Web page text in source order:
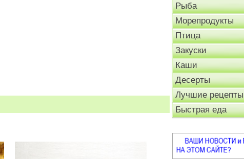
Рыба
Морепродукты
Птица
Закуски
Каши
Десерты
Лучшие рецепты
Быстрая еда